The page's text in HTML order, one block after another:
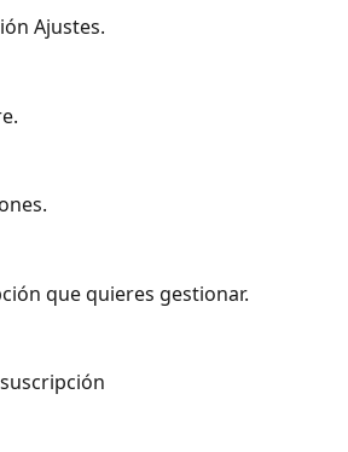
Ajustes.
que quieres gestionar.